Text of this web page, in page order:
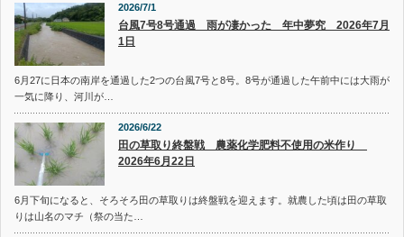
2026/7/1
台風7号8号通過 雨が凄かった 年中夢究 2026年7月
1日
6月27に日本の南岸を通過した2つの台風7号と8号。8号が通過した午前中には大雨が
一気に降り、河川が…
2026/6/22
田の草取り終盤戦 農薬化学肥料不使用の米作り
2026年6月22日
6月下旬になると、そろそろ田の草取りは終盤戦を迎えます。就農した頃は田の草取
りは山名のマチ（祭の当た…